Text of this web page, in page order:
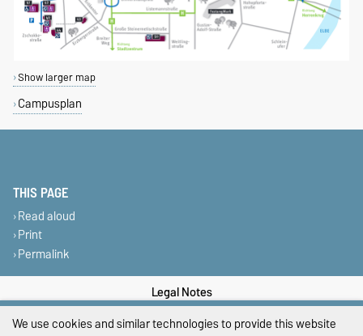
Show larger map
Campusplan
THIS PAGE
Read aloud
Print
Permalink
Legal Notes
Privacy Policy
We use cookies and similar technologies to provide this website